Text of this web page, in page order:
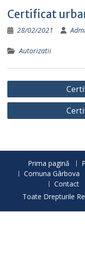
Certificat
28/02/2021
Autorizatii
Navigare
în
Prima pagină
Comuna Gârbova
Contact
Toate Drepturile